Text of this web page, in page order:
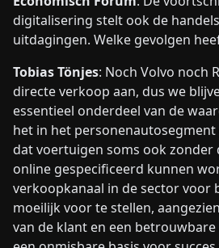
digitalisering stelt ook de
uitdagingen. Welke gevolgen
Tobias Tönjes: Noch Volvo noch
directe verkoop aan, dus we
essentieel onderdeel van de
het in het
dat voertuigen soms ook zonder
online gespecificeerd kunnen
verkoopkanaal in de sector voor
moeilijk voor te stellen,
van de klant en een